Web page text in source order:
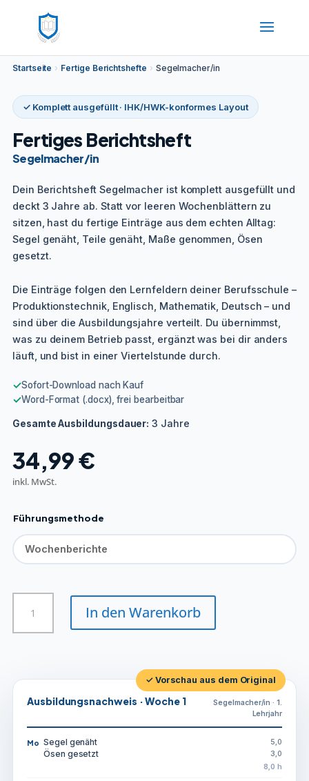
Startseite › Fertige Berichtshefte › Segelmacher/in
✓ Komplett ausgefüllt · IHK/HWK-konformes Layout
Fertiges Berichtsheft
Segelmacher/in
Dein Berichtsheft Segelmacher ist komplett ausgefüllt und
deckt 3 Jahre ab. Statt vor leeren Wochenblättern zu
sitzen, hast du fertige Einträge aus dem echten Alltag:
Segel genäht, Teile genäht, Maße genommen, Ösen
gesetzt.
Die Einträge folgen den Lernfeldern deiner Berufsschule –
Produktionstechnik, Englisch, Mathematik, Deutsch – und
sind über die Ausbildungsjahre verteilt. Du übernimmst,
was zu deinem Betrieb passt, ergänzt was bei dir anders
läuft, und bist in einer Viertelstunde durch.
✓Sofort-Download nach Kauf
✓Word-Format (.docx), frei bearbeitbar
Gesamte Ausbildungsdauer: 3 Jahre
34,99€
inkl. MwSt.
Führungsmethode
Segelmacher/in
Menge
In den Warenkorb
✓ Vorschau aus dem Original
Ausbildungsnachweis · Woche 1
Segelmacher/in · 1.
Lehrjahr
Mo Segel genäht 5,0
Ösen gesetzt 3,0
8,0 h